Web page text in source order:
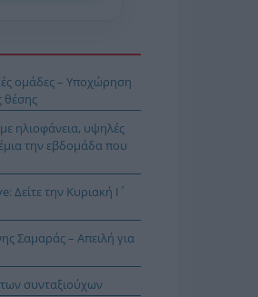
ομάδες – Υποχώρηση
θέσης
ηλιοφάνεια, υψηλές
την εβδομάδα που
Δείτε την Κυριακή Ι΄
Σαμαράς – Απειλή για
συνταξιούχων